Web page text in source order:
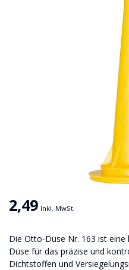
2,49 Inkl. MwSt.
Die Otto-Düse Nr. 163 ist
Düse für das präzise und
Dichtstoffen und